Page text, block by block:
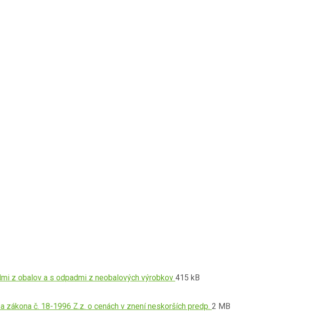
z obalov a s odpadmi z neobalových výrobkov Prípona
Veľkosť
415 kB
zákona č. 18-1996 Z.z. o cenách v znení neskorších predp. Prípona
Veľkosť
2 MB